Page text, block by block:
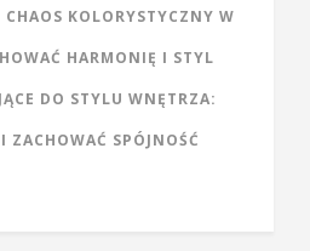
KOLORYSTYCZNY W
HARMONIĘ I STYL
DO STYLU WNĘTRZA:
ZACHOWAĆ SPÓJNOŚĆ